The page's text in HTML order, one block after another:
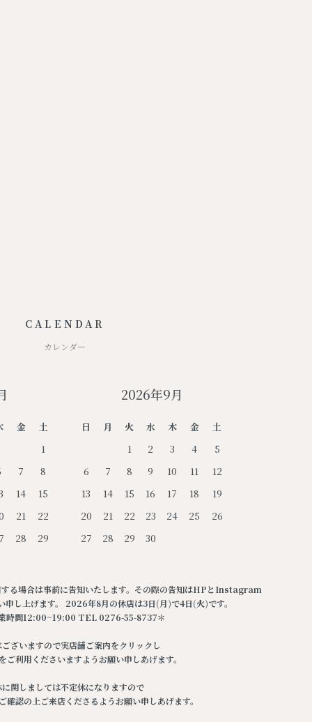
CALENDAR
カレンダー
金
土
1
7
8
14
15
21
22
28 29
2026年9月
日 月 火 水 木 金
土
1
2 3 4
5
6
7 8 9 10 11
12
13
14 15 16 17 18
19
20
21 22 23 24 25
26
27
28 29 30
する場合は事前に告知いたします。その際の告知はHPとInstagram
申し上げます。 2026年8月の休店は3日(月)で4日(火)です。
時間12:00~19:00 TEL 0276-55-8737＊
ざいますので実店舗ご案内をクリックし
利用くださいますようお願い申しあげます。
に関しましては不定休になりますので
確認の上ご来店くださるようお願い申しあげます。